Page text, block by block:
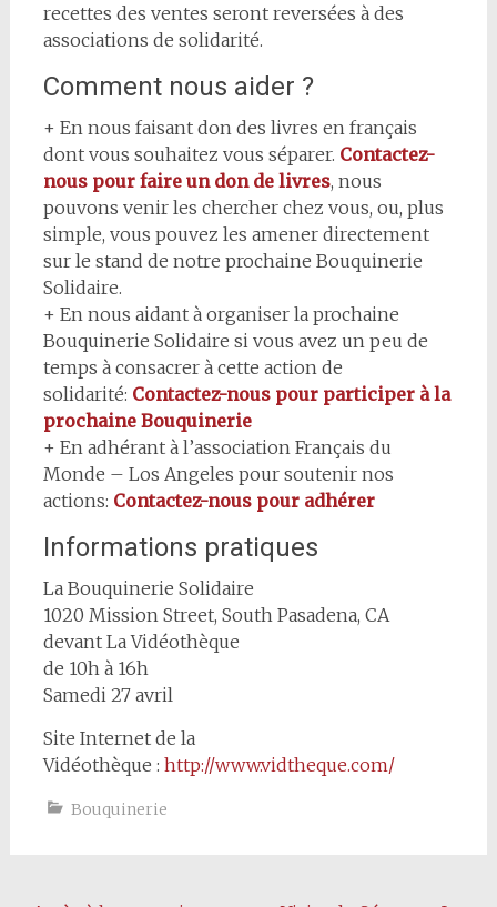
recettes des ventes seront reversées à des
associations de solidarité.
Comment nous aider ?
+ En nous faisant don des livres en français
dont vous souhaitez vous séparer. Contactez-
nous pour faire un don de livres, nous
pouvons venir les chercher chez vous, ou, plus
simple, vous pouvez les amener directement
sur le stand de notre prochaine Bouquinerie
Solidaire.
+ En nous aidant à organiser la prochaine
Bouquinerie Solidaire si vous avez un peu de
temps à consacrer à cette action de
solidarité: Contactez-nous pour participer à la
prochaine Bouquinerie
+ En adhérant à l’association Français du
Monde – Los Angeles pour soutenir nos
actions: Contactez-nous pour adhérer
Informations pratiques
La Bouquinerie Solidaire
1020 Mission Street, South Pasadena, CA
devant La Vidéothèque
de 10h à 16h
Samedi 27 avril
Site Internet de la
Vidéothèque : http://www.vidtheque.com/
Bouquinerie